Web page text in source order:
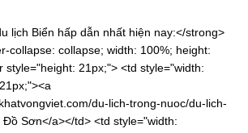
lịch Biển hấp dẫn nhất hiện nay:</strong>
collapse: collapse; width: 100%; height:
style="height: 21px;"> <td style="width:
du-lich-trong-nuoc/du-lich-
Sơn</a></td> <td style="width: